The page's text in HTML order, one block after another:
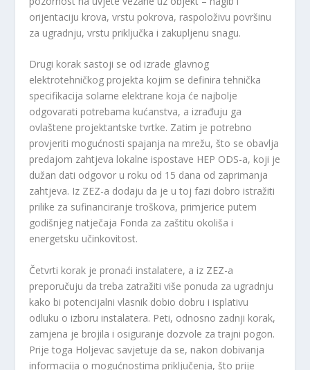
orijentaciju krova, vrstu pokrova, raspoloživu površinu
za ugradnju, vrstu priključka i zakupljenu snagu.
Drugi korak sastoji se od izrade glavnog
elektrotehničkog projekta kojim se definira tehnička
specifikacija solarne elektrane koja će najbolje
odgovarati potrebama kućanstva, a izrađuju ga
ovlaštene projektantske tvrtke. Zatim je potrebno
provjeriti mogućnosti spajanja na mrežu, što se obavlja
predajom zahtjeva lokalne ispostave HEP ODS-a, koji je
dužan dati odgovor u roku od 15 dana od zaprimanja
zahtjeva. Iz ZEZ-a dodaju da je u toj fazi dobro istražiti
prilike za sufinanciranje troškova, primjerice putem
godišnjeg natječaja Fonda za zaštitu okoliša i
energetsku učinkovitost.
Četvrti korak je pronaći instalatere, a iz ZEZ-a
preporučuju da treba zatražiti više ponuda za ugradnju
kako bi potencijalni vlasnik dobio dobru i isplativu
odluku o izboru instalatera. Peti, odnosno zadnji korak,
zamjena je brojila i osiguranje dozvole za trajni pogon.
Prije toga Holjevac savjetuje da se, nakon dobivanja
informacija o mogućnostima priključenja, što prije